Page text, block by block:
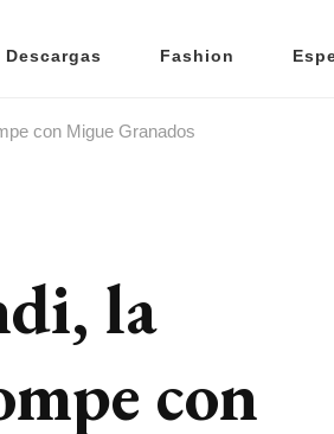
Descargas Fashion
con Migue Granados
la
con